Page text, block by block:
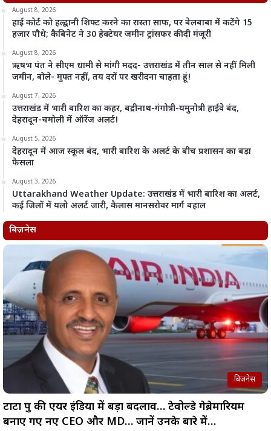
August 8, 2026
हाई कोर्ट को हल्द्वानी शिफ्ट करने का रास्ता साफ, पर बेलबाबा में कटेंगे 15
हजार पौधे; कैबिनेट ने 30 हेक्टेयर जमीन ट्रांसफर की दी मंजूरी
August 8, 2026
ऋषभ पंत ने सीएम धामी से मांगी मदद- उत्तराखंड में तीन साल से नहीं मिली
जमीन, बोले- मुफ्त नहीं, तय दरों पर खरीदना चाहता हूं!
August 7, 2026
उत्तराखंड में भारी बारिश का कहर, बद्रीनाथ-गंगोत्री-यमुनोत्री हाईवे बंद,
देहरादून-चमोली में ऑरेंज अलर्ट!
August 5, 2026
देहरादून में आज स्कूल बंद, भारी बारिश के अलर्ट के बीच प्रशासन का बड़ा
फैसला
August 3, 2026
Uttarakhand Weather Update: उत्तराखंड में भारी बारिश का अलर्ट,
कई जिलों में यलो अलर्ट जारी, कैलास मानसरोवर मार्ग बहाल
बिज़नेस
बिज़नेस
टाटा ग्रुप की एयर इंडिया में बड़ा बदलाव… टेवोल्डे गेब्रेमारियम
बनाए गए नए CEO और MD… जानें उनके बारे में…